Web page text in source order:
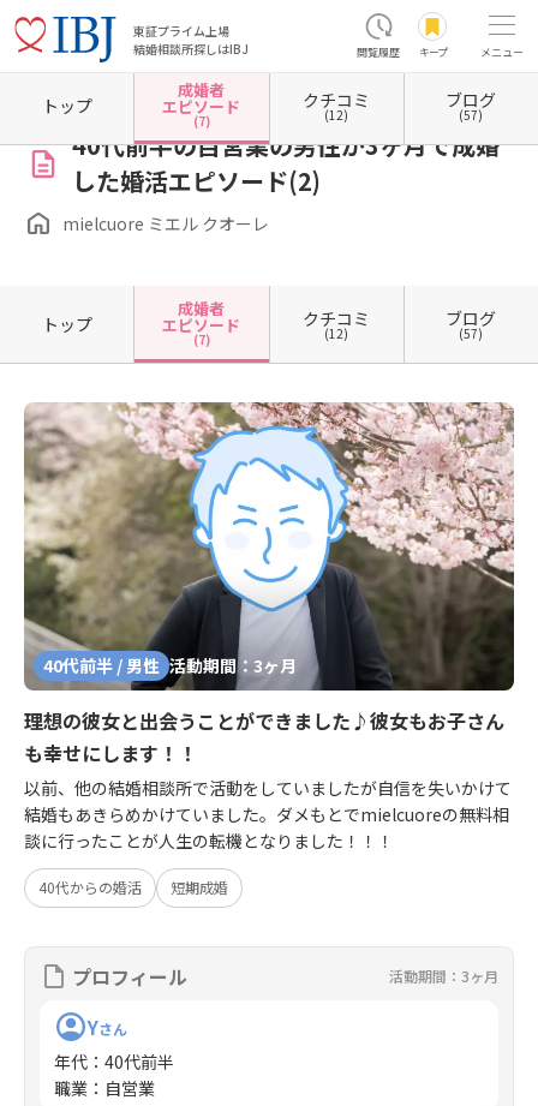
東証プライム上場
結婚相談所探しはIBJ
閲覧履歴 キープ メニュー
ホーム 栃木県の結婚相談所 栃木県小山市 mielcuore ミエル クオーレ 成婚者エピソー
40代前半の自営業の男性が3ヶ月で成婚
した婚活エピソード(2)
mielcuore ミエル クオーレ
トップ
成婚者
エピソード
(7)
クチコミ
(12)
ブログ
(57)
トップ
成婚者
エピソード
(7)
クチコミ
(12)
ブログ
(57)
40代前半 / 男性 活動期間：3ヶ月
理想の彼女と出会うことができました♪彼女もお子さん
も幸せにします！！
以前、他の結婚相談所で活動をしていましたが自信を失いかけて
結婚もあきらめかけていました。ダメもとでmielcuoreの無料相
談に行ったことが人生の転機となりました！！！
40代からの婚活 短期成婚
プロフィール 活動期間：3ヶ月
Yさん
年代 ： 40代前半
職業 ： 自営業